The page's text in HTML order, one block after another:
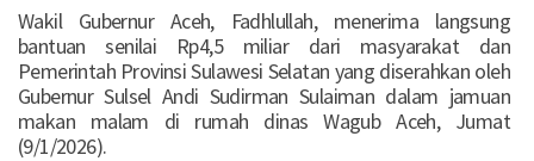
Wakil Gubernur Aceh, Fadhlullah, menerima langsung
bantuan senilai Rp4,5 miliar dari masyarakat dan
Pemerintah Provinsi Sulawesi Selatan yang diserahkan oleh
Gubernur Sulsel Andi Sudirman Sulaiman dalam jamuan
makan malam di rumah dinas Wagub Aceh, Jumat
(9/1/2026).